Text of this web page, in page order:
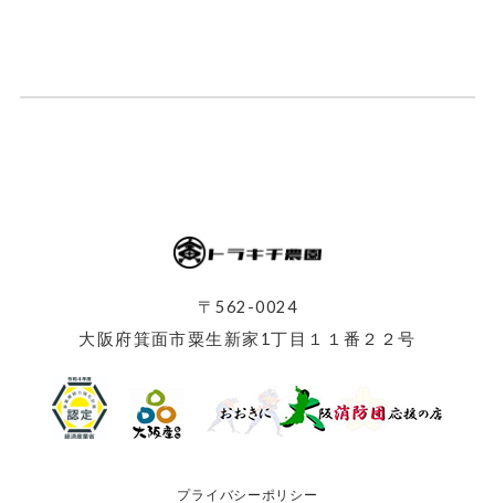
〒562-0024
大阪府箕面市粟生新家1丁目１１番２２号
プライバシーポリシー